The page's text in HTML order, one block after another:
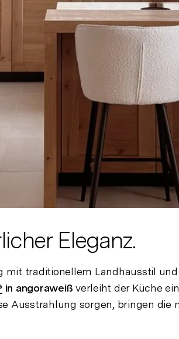
Eleganz.
traditionellem Landhausstil
in angoraweiß verleiht der Küche
Ausstrahlung sorgen, bringen